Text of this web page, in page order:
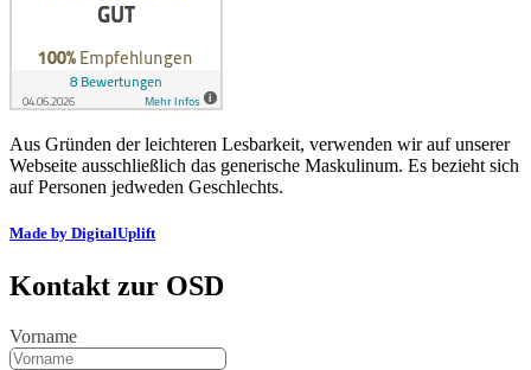
Aus Gründen der leichteren Lesbarkeit, verwenden wir auf unserer
Webseite ausschließlich das generische Maskulinum. Es bezieht sich
auf Personen jedweden Geschlechts.
Made by DigitalUplift
Kontakt zur OSD
Vorname